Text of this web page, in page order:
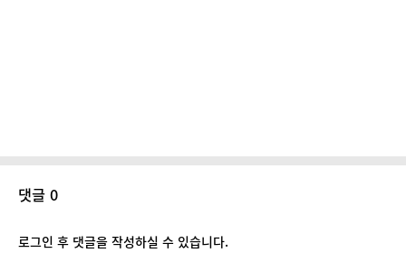
댓글 0
로그인 후 댓글을 작성하실 수 있습니다.